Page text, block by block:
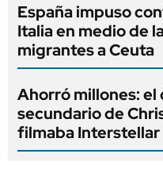
España impuso
Italia en medio de
migrantes a Ceuta
Ahorró millones:
secundario de
filmaba Interstellar